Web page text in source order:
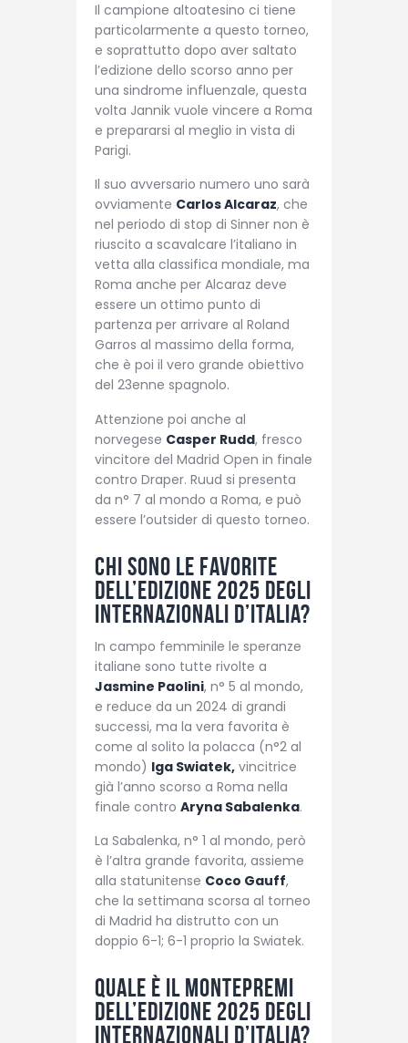
Il campione altoatesino ci tiene
particolarmente a questo torneo,
e soprattutto dopo aver saltato
l’edizione dello scorso anno per
una sindrome influenzale, questa
volta Jannik vuole vincere a Roma
e prepararsi al meglio in vista di
Parigi.
Il suo avversario numero uno sarà
ovviamente Carlos Alcaraz, che
nel periodo di stop di Sinner non è
riuscito a scavalcare l’italiano in
vetta alla classifica mondiale, ma
Roma anche per Alcaraz deve
essere un ottimo punto di
partenza per arrivare al Roland
Garros al massimo della forma,
che è poi il vero grande obiettivo
del 23enne spagnolo.
Attenzione poi anche al
norvegese Casper Rudd, fresco
vincitore del Madrid Open in finale
contro Draper. Ruud si presenta
da n° 7 al mondo a Roma, e può
essere l’outsider di questo torneo.
Chi sono le favorite
dell’edizione 2025 degli
Internazionali d’Italia?
In campo femminile le speranze
italiane sono tutte rivolte a
Jasmine Paolini, n° 5 al mondo,
e reduce da un 2024 di grandi
successi, ma la vera favorita è
come al solito la polacca (n°2 al
mondo) Iga Swiatek, vincitrice
già l’anno scorso a Roma nella
finale contro Aryna Sabalenka.
La Sabalenka, n° 1 al mondo, però
è l’altra grande favorita, assieme
alla statunitense Coco Gauff,
che la settimana scorsa al torneo
di Madrid ha distrutto con un
doppio 6-1; 6-1 proprio la Swiatek.
Quale è il montepremi
dell’edizione 2025 degli
Internazionali d’Italia?